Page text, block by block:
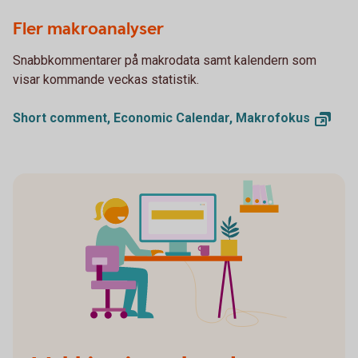
Fler makroanalyser
Snabbkommentarer på makrodata samt kalendern som
visar kommande veckas statistik.
Short comment, Economic Calendar, Makrofokus